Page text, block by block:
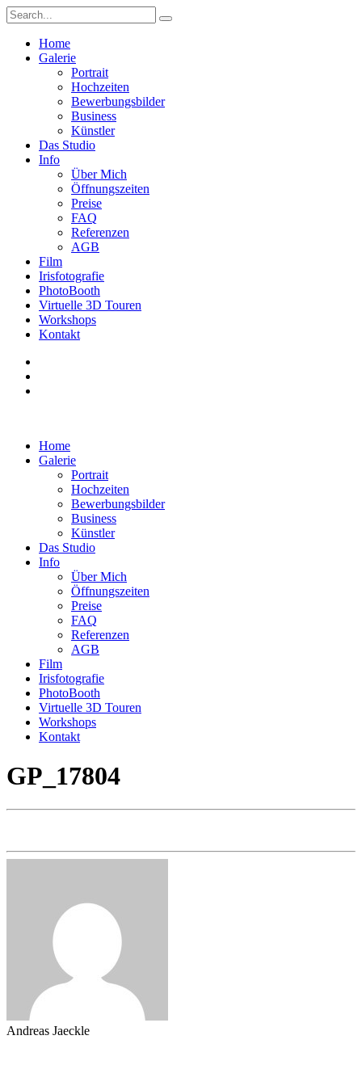
Home
Galerie
Portrait
Hochzeiten
Bewerbungsbilder
Business
Künstler
Das Studio
Info
Über Mich
Öffnungszeiten
Preise
FAQ
Referenzen
AGB
Film
Irisfotografie
PhotoBooth
Virtuelle 3D Touren
Workshops
Kontakt
Home
Galerie
Portrait
Hochzeiten
Bewerbungsbilder
Business
Künstler
Das Studio
Info
Über Mich
Öffnungszeiten
Preise
FAQ
Referenzen
AGB
Film
Irisfotografie
PhotoBooth
Virtuelle 3D Touren
Workshops
Kontakt
GP_17804
Andreas Jaeckle